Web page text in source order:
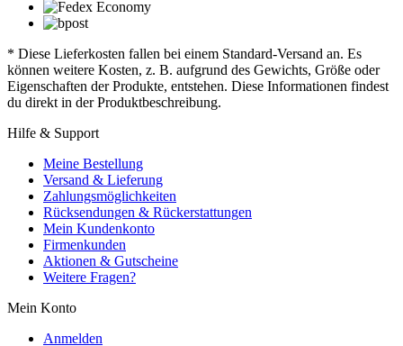
* Diese Lieferkosten fallen bei einem Standard-Versand an. Es
können weitere Kosten, z. B. aufgrund des Gewichts, Größe oder
Eigenschaften der Produkte, entstehen. Diese Informationen findest
du direkt in der Produktbeschreibung.
Hilfe & Support
Meine Bestellung
Versand & Lieferung
Zahlungsmöglichkeiten
Rücksendungen & Rückerstattungen
Mein Kundenkonto
Firmenkunden
Aktionen & Gutscheine
Weitere Fragen?
Mein Konto
Anmelden